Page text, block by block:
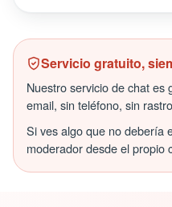
Servicio gratuito,
Nuestro servicio de chat es
email, sin teléfono, sin
Si ves algo que no debería
moderador desde el propio